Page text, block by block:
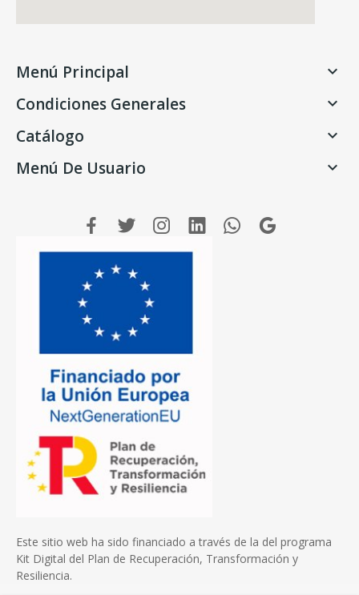
Menú Principal 
Condiciones Generales 
Catálogo 
Menú De Usuario 
Este sitio web ha sido financiado a través de la del programa
Kit Digital del Plan de Recuperación, Transformación y
Resiliencia.